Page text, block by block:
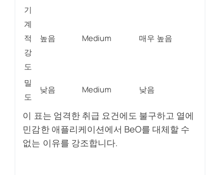
기
계
적
강
도
높음 Medium 매우 높음
밀
도
낮음 Medium 낮음
이 표는 엄격한 취급 요건에도 불구하고 열에
민감한 애플리케이션에서 BeO를 대체할 수
없는 이유를 강조합니다.